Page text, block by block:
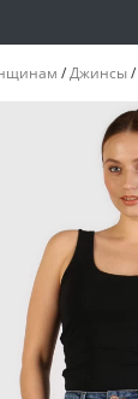
/Джинсы/